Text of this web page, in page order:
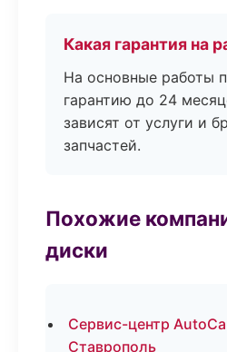
Какая гарантия на
На основные работы
гарантию до 24
зависят от услуги и
запчастей.
Похожие
диски
Сервис-центр
Ставрополь